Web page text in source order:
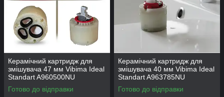
Керамічний картридж для
змішувача 47 мм Vibima Ideal
Standart A960500NU
Готово до відправки
Керамічний картридж для
змішувача 40 мм Vibima Ideal
Standart A963785NU
Готово до відправки